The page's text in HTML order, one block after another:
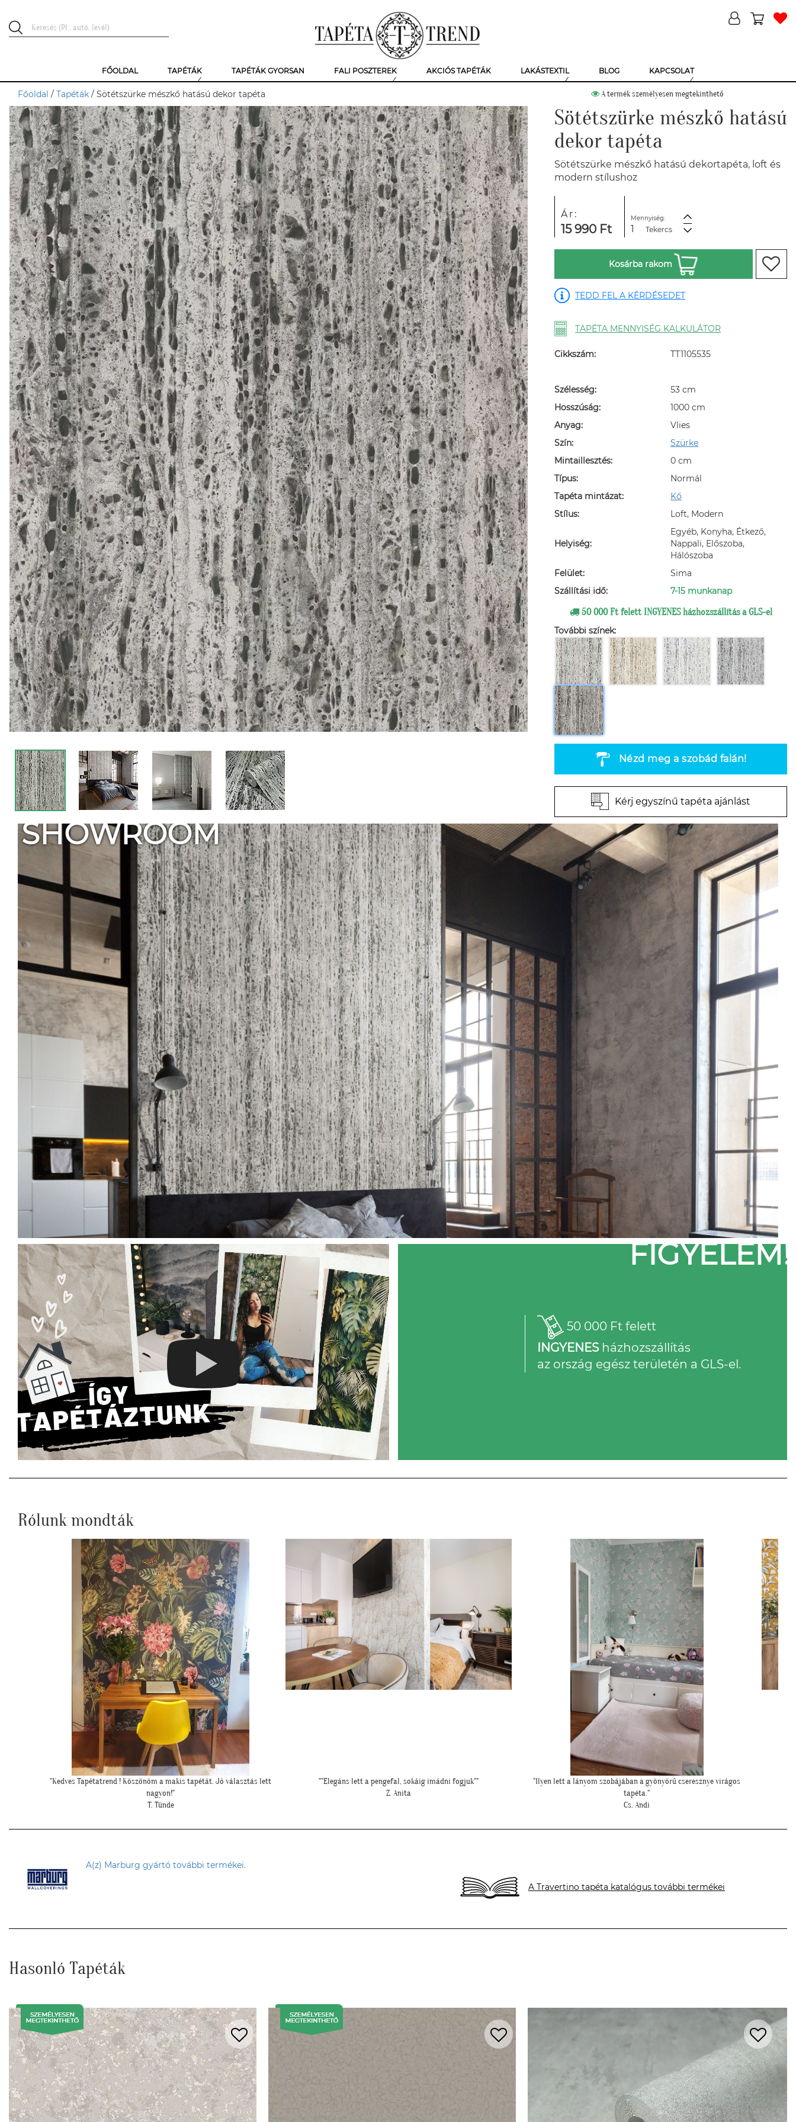
FŐOLDAL TAPÉTÁK TAPÉTÁK GYORSAN FALI POSZTEREK AKCIÓS TAPÉTÁK LAKÁSTEXTIL BLOG KAPCSOLAT
Főoldal / Tapéták / Sötétszürke mészkő hatású dekor tapéta A termék személyesen megtekinthető
Sötétszürke mészkő hatású
dekor tapéta
Sötétszürke mészkő hatású dekortapéta, loft és
modern stílushoz
Ár:
15 990 Ft
Mennyiség:
Tekercs
Kosárba rakom
TEDD FEL A KÉRDÉSEDET
TAPÉTA MENNYISÉG KALKULÁTOR
Cikkszám: TT1105535
Szélesség:
53 cm
Hosszúság:
1000 cm
Anyag:
Vlies
Szín:
Szürke
Mintaillesztés:
0 cm
Típus:
Normál
Tapéta mintázat:
Kő
Stílus:
Loft, Modern
Helyiség:
Egyéb, Konyha, Étkező,
Nappali, Előszoba,
Hálószoba
Felület:
Sima
Szállítási idő:
7-15 munkanap
50 000 Ft felett INGYENES házhozszállítás a GLS-el
További színek:
Nézd meg a szobád falán!
Kérj egyszínű tapéta ajánlást
SHOWROOM
FIGYELEM!
50 000 Ft felett
INGYENESházhozszállítás
az ország egész területén a GLS-el.
Rólunk mondták
""Elegáns lett a pengefal, sokáig imádni fogjuk""
Z. Anita
"Ilyen lett a lányom szobájában a gyönyörű cseresznye virágos
tapéta."
"Elkészültünk, szuper lett. :)"
R. Viktória
A(z) Marburg gyártó további termékei.
A Travertino tapéta katalógus további termékei
Hasonló Tapéták